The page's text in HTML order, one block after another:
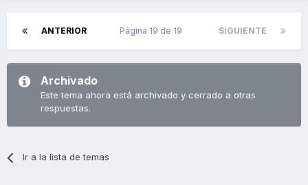
ANTERIOR SIGUIENTE
Página 19 de 19
Archivado
Este tema ahora está archivado y cerrado a otras
respuestas.
Ir a la lista de temas